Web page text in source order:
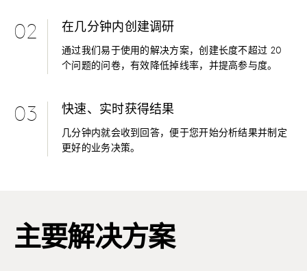
02 在几分钟内创建调研
通过我们易于使用的解决方案，创建长度不超过 20
个问题的问卷，有效降低掉线率，并提高参与度。
03 快速、实时获得结果
几分钟内就会收到回答，便于您开始分析结果并制定
更好的业务决策。
主要解决方案